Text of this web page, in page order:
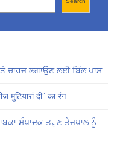
ਚਾਰਜ ਲਗਾਉਣ ਲਈ ਬਿੱਲ ਪਾਸ
दी” का रंग
ਸੰਪਾਦਕ ਤਰੁਣ ਤੇਜਪਾਲ ਨੂੰ